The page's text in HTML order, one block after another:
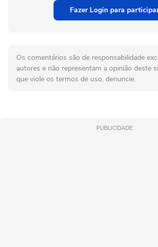
Fazer Login para
Os comentários são de responsabilidade
autores e não representam a opinião deste
que viole os termos de uso, denuncie.
PUBLICIDADE